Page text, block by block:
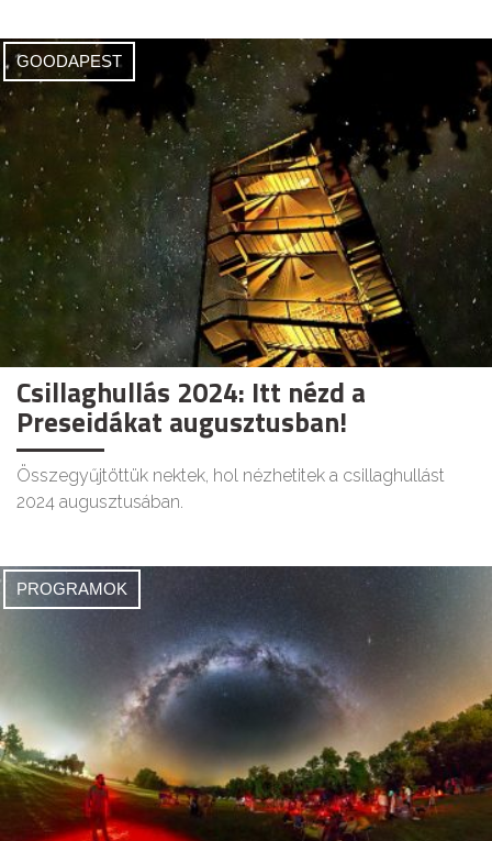
GOODAPEST
Csillaghullás 2024: Itt nézd a
Preseidákat augusztusban!
Összegyűjtöttük nektek, hol nézhetitek a csillaghullást
2024 augusztusában.
PROGRAMOK